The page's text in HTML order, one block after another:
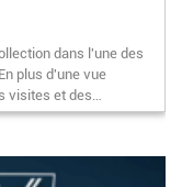
dans l'une des
plus d'une vue
visites et des…